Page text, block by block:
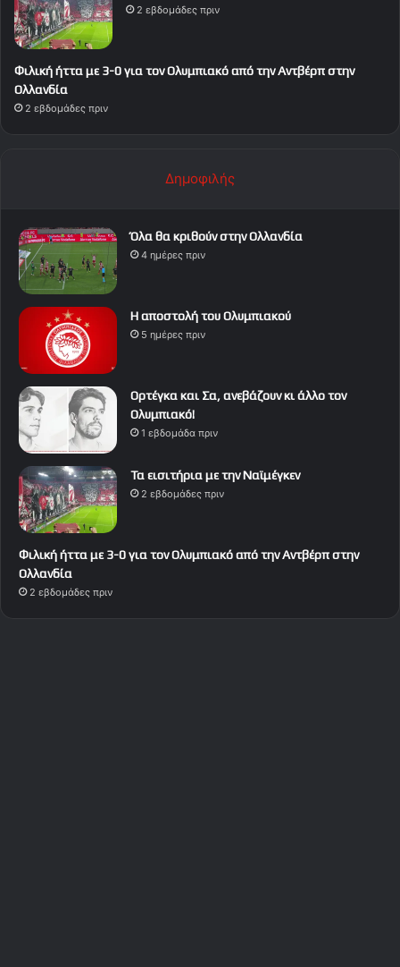
2 εβδομάδες πριν
Φιλική ήττα με 3-0 για τον Ολυμπιακό από την Αντβέρπ στην
Ολλανδία
2 εβδομάδες πριν
Δημοφιλής
Όλα θα κριθούν στην Ολλανδία
4 ημέρες πριν
Η αποστολή του Ολυμπιακού
5 ημέρες πριν
Ορτέγκα και Σα, ανεβάζουν κι άλλο τον
Ολυμπιακό!
1 εβδομάδα πριν
Τα εισιτήρια με την Ναϊμέγκεν
2 εβδομάδες πριν
Φιλική ήττα με 3-0 για τον Ολυμπιακό από την Αντβέρπ στην
Ολλανδία
2 εβδομάδες πριν